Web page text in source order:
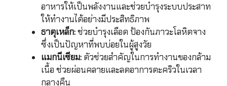
อาหารให้เป็นพลังงานและช่วยบำรุงระบบประสาท
ให้ทำงานได้อย่างมีประสิทธิภาพ
ธาตุเหล็ก:ช่วยบำรุงเลือด ป้องกันภาวะโลหิตจาง
ซึ่งเป็นปัญหาที่พบบ่อยในผู้สูงวัย
แมกนีเซียม: ตัวช่วยสำคัญในการทำงานของกล้าม
เนื้อ ช่วยผ่อนคลายและลดอาการตะคริวในเวลา
กลางคืน